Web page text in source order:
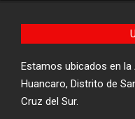
Estamos ubicados en la
Huancaro, Distrito de
Cruz del Sur.